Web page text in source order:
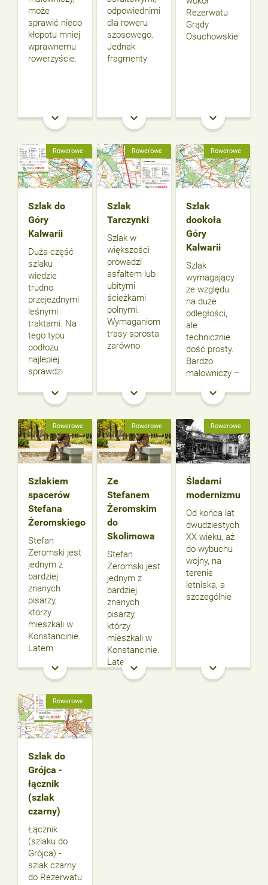
może
sprawić nieco
kłopotu mniej
wprawnemu
rowerzyście.
keyboard_arrow_down
odpowiednimi
dla roweru
szosowego.
Jednak
fragmenty
keyboard_arrow_down
Rezerwatu
Grądy
Osuchowskie
keyboard_arrow_down
Rowerowe
Szlak do
Góry
Kalwarii
Duża część
szlaku
wiedzie
trudno
przejezdnymi
leśnymi
traktami. Na
tego typu
podłożu
najlepiej
sprawdzi
keyboard_arrow_down
Rowerowe
Szlak
Tarczynki
Szlak w
większości
prowadzi
asfaltem lub
ubitymi
ścieżkami
polnymi.
Wymaganiom
trasy sprosta
zarówno
keyboard_arrow_down
Rowerowe
Szlak
dookoła
Góry
Kalwarii
Szlak
wymagający
ze względu
na duże
odległości,
ale
technicznie
dość prosty.
Bardzo
malowniczy –
keyboard_arrow_down
Rowerowe
Szlakiem
spacerów
Stefana
Żeromskiego
Stefan
Żeromski jest
jednym z
bardziej
znanych
pisarzy,
którzy
mieszkali w
Konstancinie.
Latem
keyboard_arrow_down
Rowerowe
Ze
Stefanem
Żeromskim
do
Skolimowa
Stefan
Żeromski jest
jednym z
bardziej
znanych
pisarzy,
którzy
mieszkali w
Konstancinie.
Latem keyboard_arrow_down
Rowerowe
Śladami
modernizmu
Od końca lat
dwudziestych
XX wieku, aż
do wybuchu
wojny, na
terenie
letniska, a
szczególnie
keyboard_arrow_down
Rowerowe
Szlak do
Grójca -
łącznik
(szlak
czarny)
Łącznik
(szlaku do
Grójca) -
szlak czarny
do Rezerwatu